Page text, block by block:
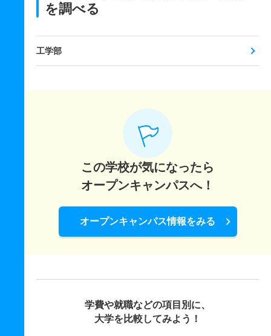
を調べる
工学部
この学校が気になったら
オープンキャンパスへ！
オープンキャンパス情報をみる
学費や就職などの項目別に、
大学を比較してみよう！